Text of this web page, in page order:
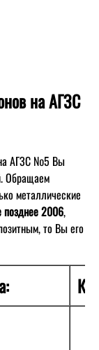
на АГЗС
на АГЗС №5 Вы
Обращаем
металлические
позднее 2006,
то Вы его